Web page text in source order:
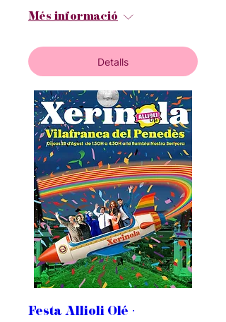
Més informació
Detalls
Festa Allioli Olé ·